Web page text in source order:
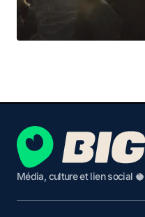
Média, culture et lien social 🥥